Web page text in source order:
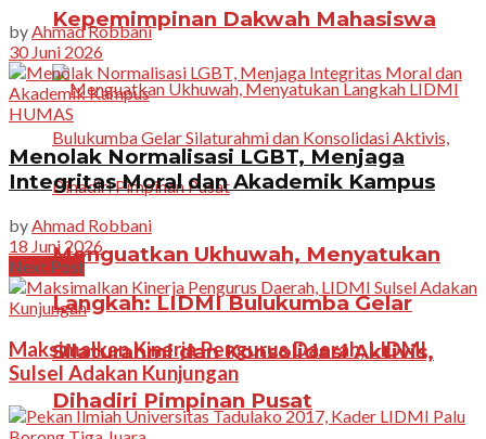
Kepemimpinan Dakwah Mahasiswa
Menguatkan Ukhuwah, Menyatukan
Langkah: LIDMI Bulukumba Gelar
Silaturahmi dan Konsolidasi Aktivis,
Dihadiri Pimpinan Pusat
byAhmad Robbani
30 Juni 2026
HUMAS
Menolak Normalisasi LGBT, Menjaga
Integritas Moral dan Akademik Kampus
by Ahmad Robbani
18 Juni 2026
Next Post
Maksimalkan Kinerja Pengurus Daerah, LIDMI
Sulsel Adakan Kunjungan